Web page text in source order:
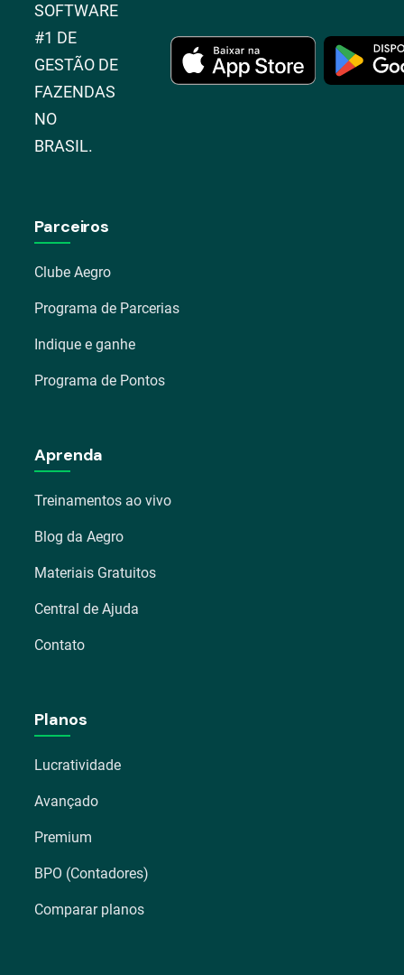
SOFTWARE
#1 DE
GESTÃO DE
FAZENDAS
NO
BRASIL.
Parceiros
Clube Aegro
Programa de Parcerias
Indique e ganhe
Programa de Pontos
Aprenda
Treinamentos ao vivo
Blog da Aegro
Materiais Gratuitos
Central de Ajuda
Contato
Planos
Lucratividade
Avançado
Premium
BPO (Contadores)
Comparar planos